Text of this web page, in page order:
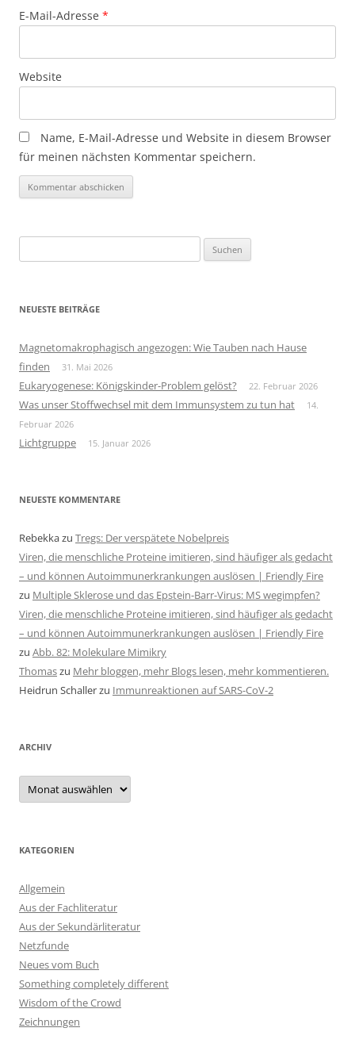
E-Mail-Adresse *
Website
Name, E-Mail-Adresse und Website in diesem Browser
für meinen nächsten Kommentar speichern.
nach:
NEUESTE BEITRÄGE
Magnetomakrophagisch angezogen: Wie Tauben nach Hause
finden
31. Mai 2026
Eukaryogenese: Königskinder-Problem gelöst? 22. Februar 2026
Was unser Stoffwechsel mit dem Immunsystem zu tun hat
14.
Februar 2026
Lichtgruppe 15. Januar 2026
NEUESTE KOMMENTARE
Rebekkazu Tregs: Der verspätete Nobelpreis
Viren, die menschliche Proteine imitieren, sind häufiger als gedacht
– und können Autoimmunerkrankungen auslösen | Friendly Fire
zu Multiple Sklerose und das Epstein-Barr-Virus: MS wegimpfen?
Viren, die menschliche Proteine imitieren, sind häufiger als gedacht
– und können Autoimmunerkrankungen auslösen | Friendly Fire
zu Abb. 82: Molekulare Mimikry
Thomaszu Mehr bloggen, mehr Blogs lesen, mehr kommentieren.
Heidrun Schallerzu Immunreaktionen auf SARS-CoV-2
ARCHIV
Archiv
KATEGORIEN
Allgemein
Aus der Fachliteratur
Aus der Sekundärliteratur
Netzfunde
Neues vom Buch
Something completely different
Wisdom of the Crowd
Zeichnungen